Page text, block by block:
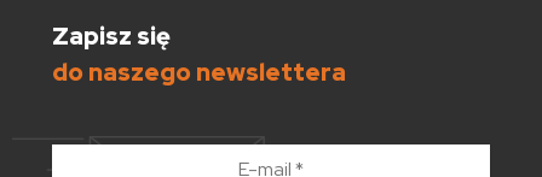
Zapisz się
do naszego newslettera